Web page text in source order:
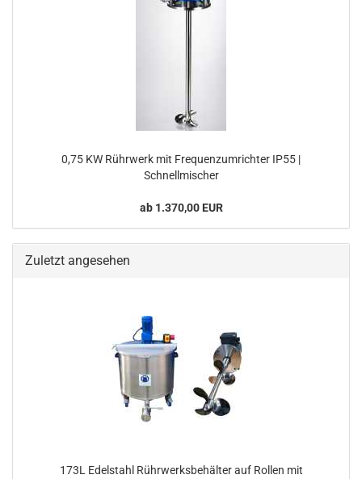
0,75 KW Rührwerk mit Frequenzumrichter IP55 |
Schnellmischer
ab 1.370,00 EUR
Zuletzt angesehen
173L Edelstahl Rührwerksbehälter auf Rollen mit